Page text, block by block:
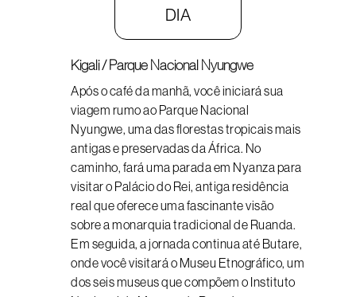
DIA
Kigali / Parque Nacional Nyungwe
Após o café da manhã, você iniciará sua
viagem rumo ao Parque Nacional
Nyungwe, uma das florestas tropicais mais
antigas e preservadas da África. No
caminho, fará uma parada em Nyanza para
visitar o Palácio do Rei, antiga residência
real que oferece uma fascinante visão
sobre a monarquia tradicional de Ruanda.
Em seguida, a jornada continua até Butare,
onde você visitará o Museu Etnográfico, um
dos seis museus que compõem o Instituto